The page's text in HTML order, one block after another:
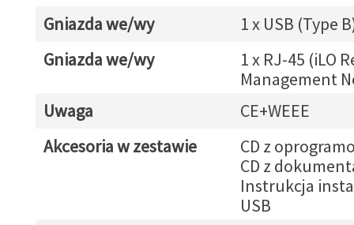
Gniazda we/wy
1 x USB (Type
Gniazda we/wy
1 x RJ-45 (iLO
Management
Uwaga
CE+WEEE
Akcesoria w zestawie
CD z
CD z
Instrukcja
USB